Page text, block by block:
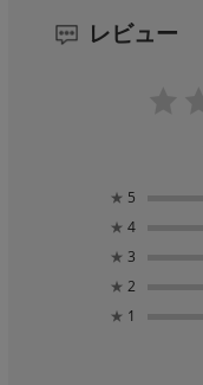
レビュー
★ 5
★ 4
★ 3
★ 2
★ 1